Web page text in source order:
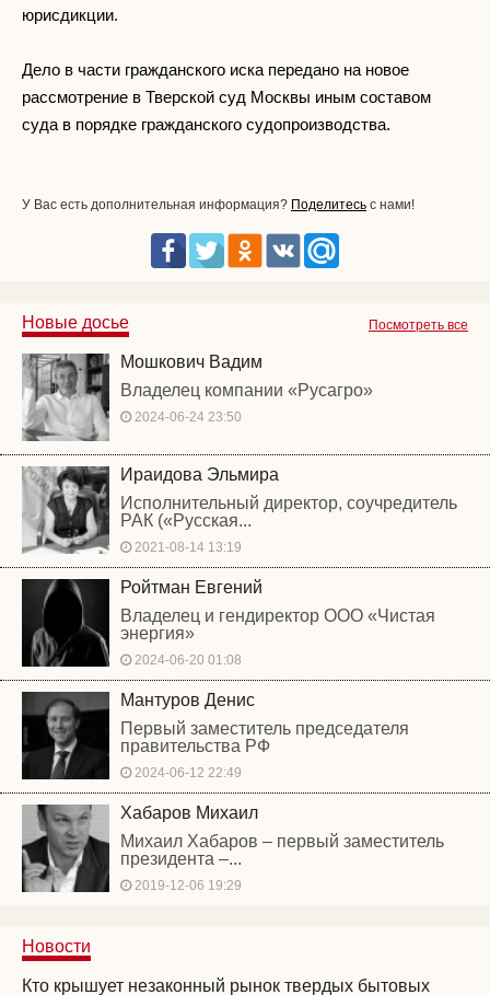
юрисдикции.
Дело в части гражданского иска передано на новое
рассмотрение в Тверской суд Москвы иным составом
суда в порядке гражданского судопроизводства.
У Вас есть дополнительная информация? Поделитесь с нами!
Посмотреть все
Новые досье
Мошкович Вадим
Владелец компании «Русагро»
2024-06-24 23:50
Ираидова Эльмира
Исполнительный директор, соучредитель
РАК («Русская...
2021-08-14 13:19
Ройтман Евгений
Владелец и гендиректор ООО «Чистая
энергия»
2024-06-20 01:08
Мантуров Денис
Первый заместитель председателя
правительства РФ
2024-06-12 22:49
Хабаров Михаил
Михаил Хабаров – первый заместитель
президента –...
2019-12-06 19:29
Новости
Кто крышует незаконный рынок твердых бытовых